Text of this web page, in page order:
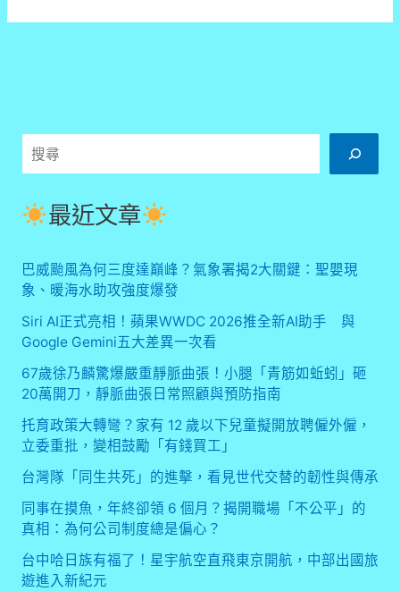
裁
員！
記
憶
宣
布
裁
減
近
員
工
股
東
金
士
頓
退
董
事
搜
尋
最近文章
巴威颱風為何三度達巔峰？氣象署揭2大關鍵：聖嬰現
象、暖海水助攻強度爆發
Siri AI正式亮相！蘋果WWDC 2026推全新AI助手 與
Google Gemini五大差異一次看
67歲徐乃麟驚爆嚴重靜脈曲張！小腿「青筋如蚯蚓」砸
20萬開刀，靜脈曲張日常照顧與預防指南
托育政策大轉彎？家有 12 歲以下兒童擬開放聘僱外僱，
立委重批，變相鼓勵「有錢買工」
台灣隊「同生共死」的進擊，看見世代交替的韌性與傳承
同事在摸魚，年終卻領 6 個月？揭開職場「不公平」的
真相：為何公司制度總是偏心？
台中哈日族有福了！星宇航空直飛東京開航，中部出國旅
遊進入新紀元